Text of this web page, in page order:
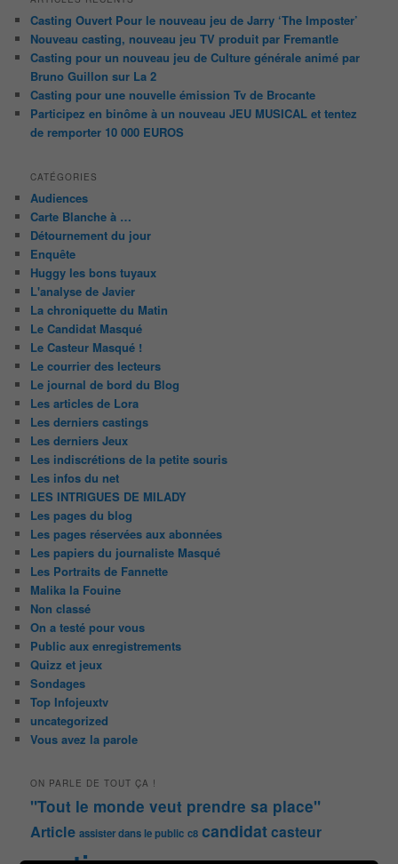
Casting Ouvert Pour le nouveau jeu de Jarry ‘The Imposter’
Nouveau casting, nouveau jeu TV produit par Fremantle
Casting pour un nouveau jeu de Culture générale animé par
Bruno Guillon sur La 2
Casting pour une nouvelle émission Tv de Brocante
Participez en binôme à un nouveau JEU MUSICAL et tentez
de remporter 10 000 EUROS
CATÉGORIES
Audiences
Carte Blanche à …
Détournement du jour
Enquête
Huggy les bons tuyaux
L'analyse de Javier
La chroniquette du Matin
Le Candidat Masqué
Le Casteur Masqué !
Le courrier des lecteurs
Le journal de bord du Blog
Les articles de Lora
Les derniers castings
Les derniers Jeux
Les indiscrétions de la petite souris
Les infos du net
LES INTRIGUES DE MILADY
Les pages du blog
Les pages réservées aux abonnées
Les papiers du journaliste Masqué
Les Portraits de Fannette
Malika la Fouine
Non classé
On a testé pour vous
Public aux enregistrements
Quizz et jeux
Sondages
Top Infojeuxtv
uncategorized
Vous avez la parole
ON PARLE DE TOUT ÇA !
"Tout le monde veut prendre sa place"
Article assister dans le public c8 candidatcasteur